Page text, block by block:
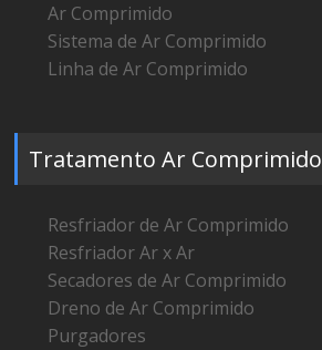
Ar Comprimido
Sistema de Ar Comprimido
Linha de Ar Comprimido
Tratamento Ar Comprimido
Resfriador de Ar Comprimido
Resfriador Ar x Ar
Secadores de Ar Comprimido
Dreno de Ar Comprimido
Purgadores